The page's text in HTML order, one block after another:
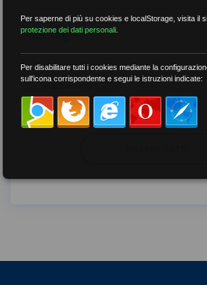
per tag
##DS ##FGU ##Gilda
##autonomia
Per saperne di più su cookies e localStorage, visita il
protezione dei dati personali.
Per disabilitare tutti i cookies mediante la
sull'icona corrispondente e segui le istruzioni indicate: